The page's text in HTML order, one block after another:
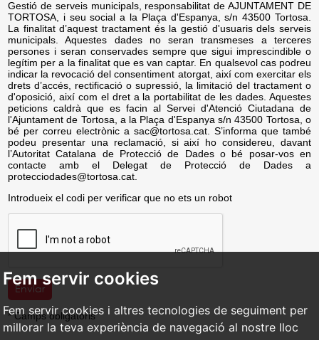
Fem servir cookies
Fem servir cookies i altres tecnologies de seguiment per
millorar la teva experiència de navegació al nostre lloc
Gestió de serveis municipals, responsabilitat de AJUNTAMENT DE
TORTOSA, i seu social a la Plaça d'Espanya, s/n 43500 Tortosa.
La finalitat d’aquest tractament és la gestió d'usuaris dels serveis
municipals. Aquestes dades no seran transmeses a terceres
persones i seran conservades sempre que sigui imprescindible o
legítim per a la finalitat que es van captar. En qualsevol cas podreu
indicar la revocació del consentiment atorgat, així com exercitar els
drets d’accés, rectificació o supressió, la limitació del tractament o
d'oposició, així com el dret a la portabilitat de les dades. Aquestes
peticions caldrà que es facin al Servei d'Atenció Ciutadana de
l'Ajuntament de Tortosa, a la Plaça d'Espanya s/n 43500 Tortosa, o
bé per correu electrònic a sac@tortosa.cat. S’informa que també
podeu presentar una reclamació, si així ho considereu, davant
l’Autoritat Catalana de Protecció de Dades o bé posar-vos en
contacte amb el Delegat de Protecció de Dades a
protecciodades@tortosa.cat.
Introdueix el codi per verificar que no ets un robot
* Camps obligatoris